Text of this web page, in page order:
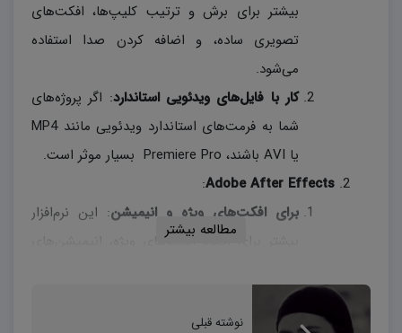
بیشتر برای برش و ترتیب کلیپ‌ها، افکت‌های
تصویری ساده، و اضافه کردن صدا استفاده
می‌شود.
کار با فایل‌های ویدئویی استاندارد: اگر پروژه‌های
شما به فرمت‌های استاندارد ویدئویی مانند MP4
یا AVI باشند، Premiere Pro بسیار موثر است.
Adobe After Effects
:
برای افکت‌های ویژه و انیمیشن: این نرم‌افزار
بیشتر برای ایجاد افکت‌های ویژه، انیمیشن‌های
استفاده می‌شود.
کار با تصاویر سینماتیک
مطالعه بیشتر
نوشته قبلی